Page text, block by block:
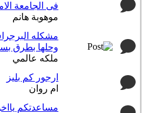
فى الجامعة
موهوبة هانم
مشكله
وحلها بطرق
ملكه عالمي
ارجور كم بليز
ام روان
مساعدتكم